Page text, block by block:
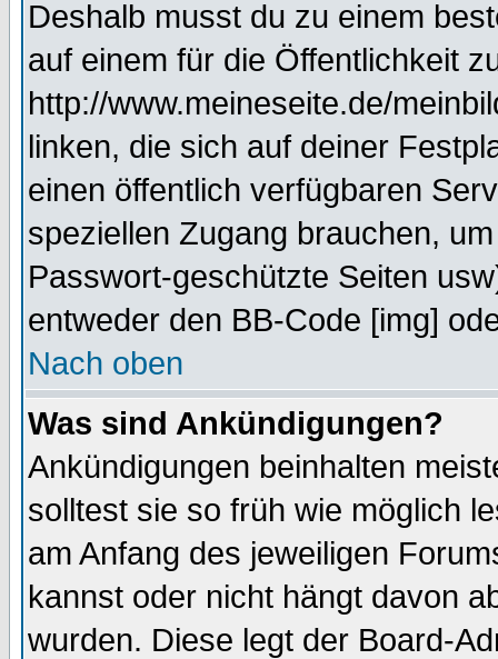
Deshalb musst du zu einem
auf einem für die Öffentlichkeit
http://www.meineseite.de/
linken, die sich auf deiner
einen öffentlich verfügbaren
speziellen Zugang brauchen,
Passwort-geschützte Seiten
entweder den BB-Code [img]
Nach oben
Was sind Ankündigungen?
Ankündigungen beinhalten
solltest sie so früh wie möglich
am Anfang des jeweiligen
kannst oder nicht hängt davon
wurden. Diese legt der Board-